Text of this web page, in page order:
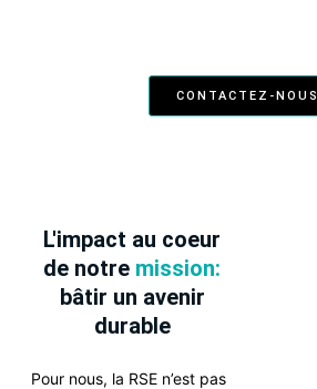
CONTACTEZ-NOUS
L'impact au coeur
de notre mission:
bâtir un avenir
durable
Pour nous, la RSE n’est pas